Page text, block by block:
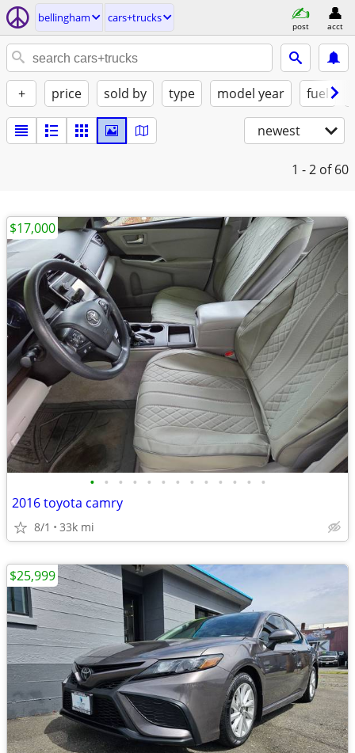
bellingham cars+trucks
post acct
+ price sold by type model year fuel
newest
1 - 2 of 60
• • • • • • • • • • • • •
2016 toyota camry
8/1 33k mi
$17,000
$25,999